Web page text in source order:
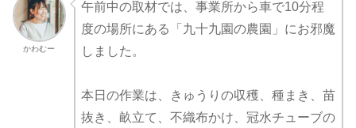
かわむー
午前中の取材では、事業所から車で10分程
度の場所にある「九十九園の農園」にお邪魔
しました。
本日の作業は、きゅうりの収穫、種まき、苗
抜き、畝立て、不織布かけ、冠水チューブの